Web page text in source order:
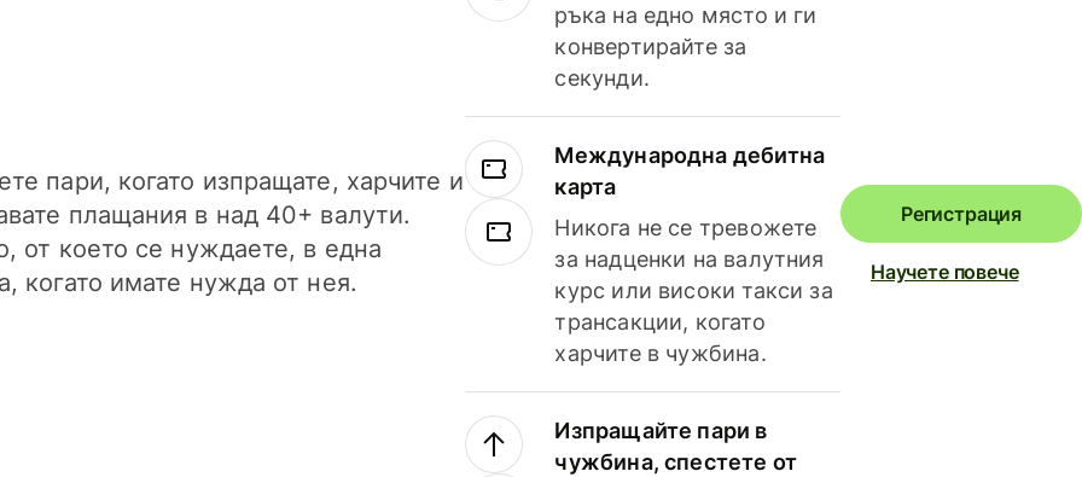
пари, когато изпращате, харчите и
плащания в над 40+ валути.
от което се нуждаете, в една
когато имате нужда от нея.
ръка на едно място и ги
конвертирайте за
секунди.
Международна дебитна
карта
Никога не се тревожете
за надценки на валутния
курс или високи такси за
трансакции, когато
харчите в чужбина.
Изпращайте пари в
чужбина, спестете от
Регистрация
Научете повече